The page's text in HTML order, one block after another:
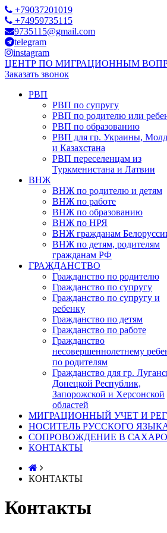
+79037201019
+74959735115
9735115@gmail.com
telegram
instagram
ЦЕНТР ПО МИГРАЦИОННЫМ
Заказать звонок
РВП
РВП по супругу
РВП по родителю или
РВП по образованию
РВП для гр. Украины,
и Казахстана
РВП переселенцам из
Туркменистана и Латвии
ВНЖ
ВНЖ по родителю и детям
ВНЖ по работе
ВНЖ по образованию
ВНЖ по НРЯ
ВНЖ гражданам
ВНЖ по детям, родителям
гражданам РФ
ГРАЖДАНСТВО
Гражданство по родителю
Гражданство по супругу
Гражданство по супругу и
ребенку
Гражданство по детям
Гражданство по работе
Гражданство
несовершеннолетнему
по родителям
Гражданство для гр.
Донецкой Республик,
Запорожской и Херсонской
областей
МИГРАЦИОННЫЙ УЧЕТ И
НОСИТЕЛЬ РУССКОГО
СОПРОВОЖДЕНИЕ В
КОНТАКТЫ
КОНТАКТЫ
Контакты